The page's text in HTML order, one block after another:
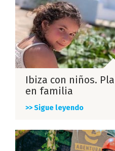
Ibiza con niños.
en familia
>> Sigue leyendo